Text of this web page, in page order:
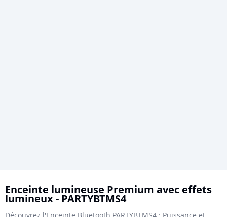
to
the
beginning
Enceinte lumineuse Premium avec effets
lumineux - PARTYBTMS4